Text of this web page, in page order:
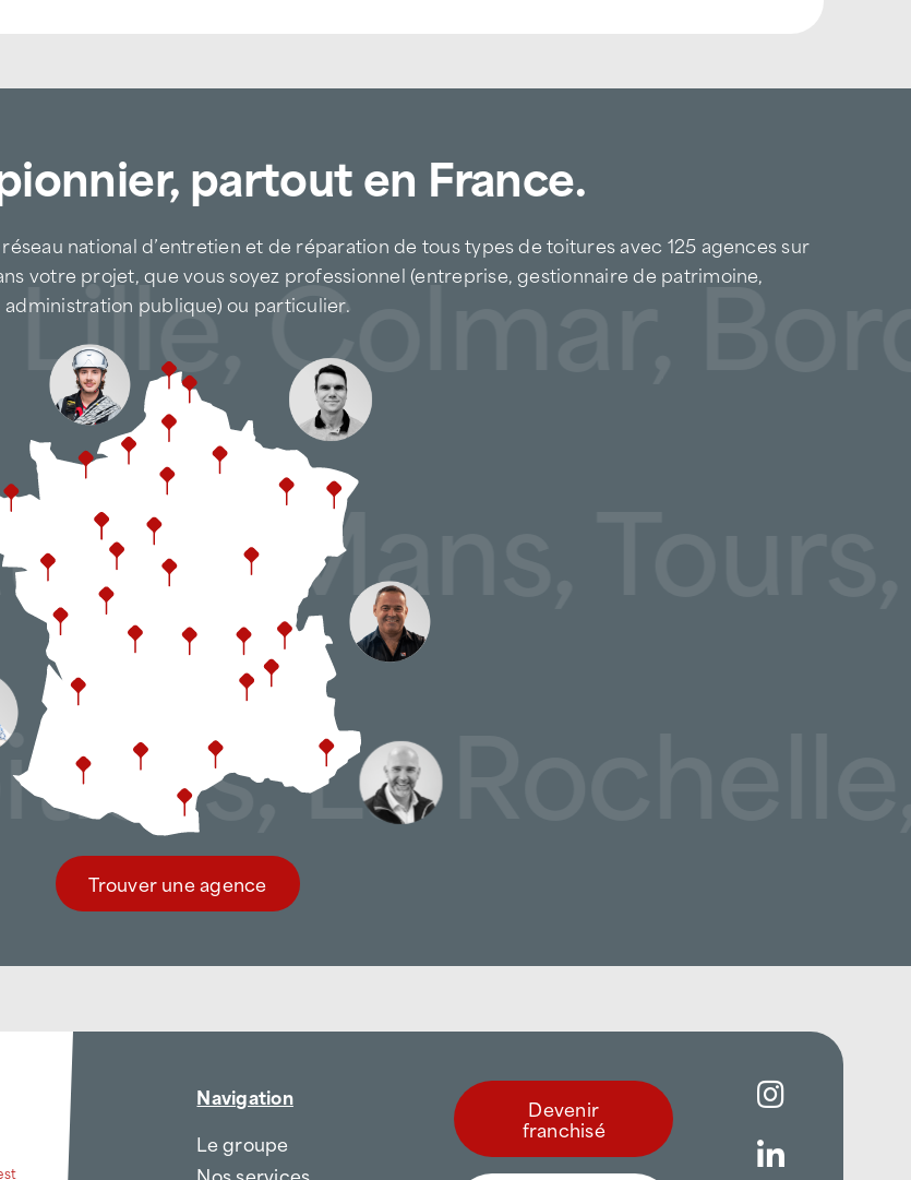
partout en France.
national d’entretien et de réparation de tous types de toitures avec 125 agences sur
votre projet, que vous soyez professionnel (entreprise, gestionnaire de patrimoine,
administration publique) ou particulier.
Trouver une agence
Colmar,
Le Mans,
La Rochelle,
Navigation
Le groupe
Devenir
franchisé